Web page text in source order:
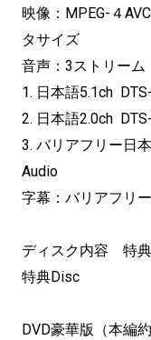
映像：MPEG-４
タサイズ
音声：3ストリーム
1. 日本語5.1ch
2. 日本語2.0ch
3. バリアフリー日
Audio
字幕：バリアフリ
ディスク内容 特
特典Disc
DVD豪華版（本編